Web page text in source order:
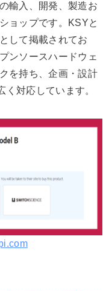
輸入、開発、製造お
ョップです。KSYと
として掲載されてお
ンソースハードウェ
を持ち、企画・設計
対応しています。